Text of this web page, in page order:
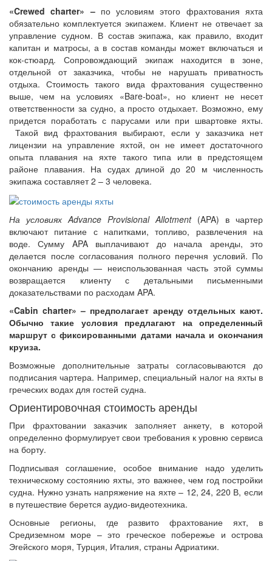
«Crewed charter» –по условиям этого фрахтования яхта
обязательно комплектуется экипажем. Клиент не отвечает за
управление судном. В состав экипажа, как правило, входит
капитан и матросы, а в состав команды может включаться и
кок-стюард. Сопровождающий экипаж находится в зоне,
отдельной от заказчика, чтобы не нарушать приватность
отдыха. Стоимость такого вида фрахтования существенно
выше, чем на условиях «Bare-boat», но клиент не несет
ответственности за судно, а просто отдыхает. Возможно, ему
придется поработать с парусами или при швартовке яхты.
Такой вид фрахтования выбирают, если у заказчика нет
лицензии на управление яхтой, он не имеет достаточного
опыта плавания на яхте такого типа или в предстоящем
районе плавания. На судах длиной до 20 м численность
экипажа составляет 2 – 3 человека.
На условиях Advance Provisional Allotment(APA) в чартер
включают питание с напитками, топливо, развлечения на
воде. Сумму APA выплачивают до начала аренды, это
делается после согласования полного перечня условий. По
окончанию аренды — неиспользованная часть этой суммы
возвращается клиенту с детальными письменными
доказательствами по расходам APA.
«Cabin charter» – предполагает аренду отдельных кают.
Обычно такие условия предлагают на определенный
маршрут с фиксированными датами начала и окончания
круиза.
Возможные дополнительные затраты согласовываются до
подписания чартера. Например, специальный налог на яхты в
греческих водах для гостей судна.
Ориентировочная стоимость аренды
При фрахтовании заказчик заполняет анкету, в которой
определенно формулирует свои требования к уровню сервиса
на борту.
Подписывая соглашение, особое внимание надо уделить
техническому состоянию яхты, это важнее, чем год постройки
судна. Нужно узнать напряжение на яхте – 12, 24, 220 В, если
в путешествие берется аудио-видеотехника.
Основные регионы, где развито фрахтование яхт, в
Средиземном море – это греческое побережье и острова
Эгейского моря, Турция, Италия, страны Адриатики.